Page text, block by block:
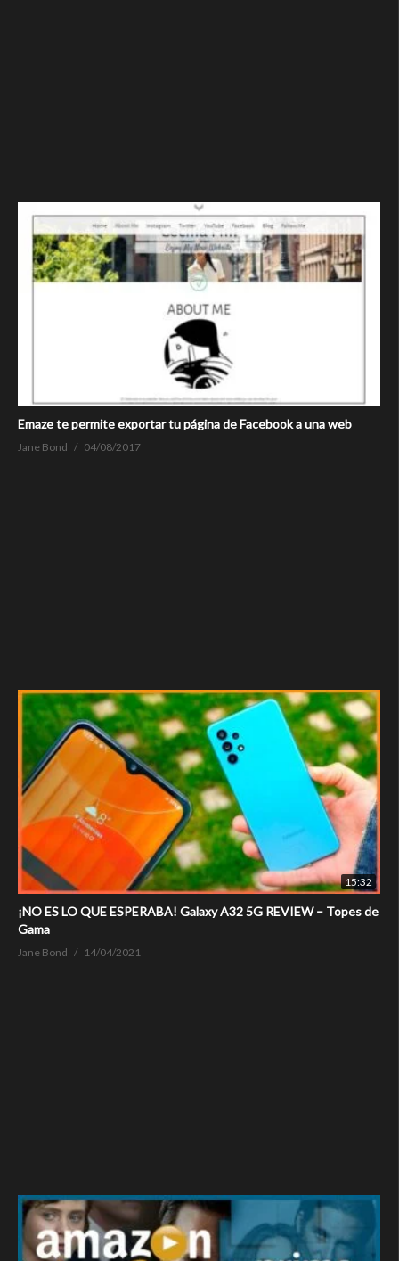
Emaze te permite exportar tu página de Facebook a una web
Jane Bond 04/08/2017
15:32
¡NO ES LO QUE ESPERABA! Galaxy A32 5G REVIEW – Topes de
Gama
Jane Bond 14/04/2021